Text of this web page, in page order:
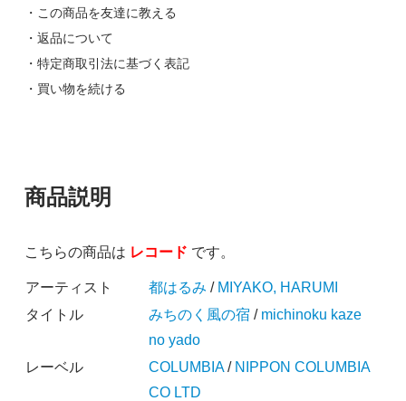
・この商品を友達に教える
・返品について
・特定商取引法に基づく表記
・買い物を続ける
商品説明
こちらの商品は レコード です。
アーティスト 都はるみ / MIYAKO, HARUMI
タイトル
みちのく風の宿 / michinoku kaze
no yado
レーベル
COLUMBIA/ NIPPON COLUMBIA
CO LTD